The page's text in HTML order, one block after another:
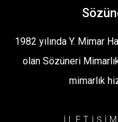
1982 yılında Y. Mimar
olan Sözüneri
mimarlık